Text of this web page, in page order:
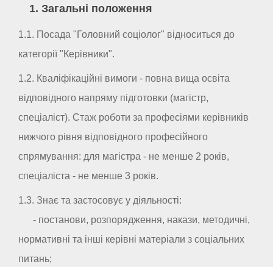
1. Загальні положення
1.1. Посада "Головний соціолог" відноситься до
категорії "Керівники".
1.2. Кваліфікаційні вимоги - повна вища освіта
відповідного напряму підготовки (магістр,
спеціаліст). Стаж роботи за професіями керівників
нижчого рівня відповідного професійного
спрямування: для магістра - не менше 2 років,
спеціаліста - не менше 3 років.
1.3. Знає та застосовує у діяльності:
- постанови, розпорядження, накази, методичні,
нормативні та інші керівні матеріали з соціальних
питань;